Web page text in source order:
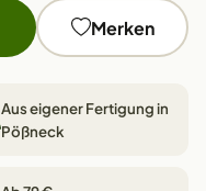
Merken
Aus eigener Fertigung in
Pößneck